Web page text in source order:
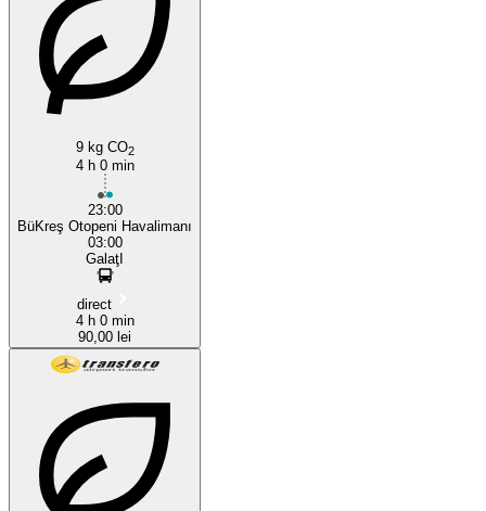
9 kg CO2
4 h 0 min
23:00
BüKreş Otopeni Havalimanı
03:00
GalaţI
direct
4 h 0 min
90,00 lei